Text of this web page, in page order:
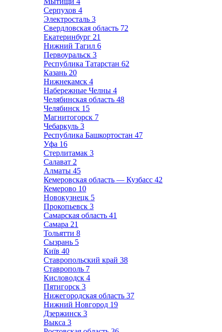
Серпухов 4
Электросталь 3
Свердловская область 72
Екатеринбург 21
Нижний Тагил 6
Первоуральск 3
Республика Татарстан 62
Казань 20
Нижнекамск 4
Набережные Челны 4
Челябинская область 48
Челябинск 15
Магнитогорск 7
Чебаркуль 3
Республика Башкортостан 47
Уфа 16
Стерлитамак 3
Салават 2
Алматы 45
Кемеровская область — Кузбасс 42
Кемерово 10
Новокузнецк 5
Прокопьевск 3
Самарская область 41
Самара 21
Тольятти 8
Сызрань 5
Київ 40
Ставропольский край 38
Ставрополь 7
Кисловодск 4
Пятигорск 3
Нижегородская область 37
Нижний Новгород 19
Дзержинск 3
Выкса 3